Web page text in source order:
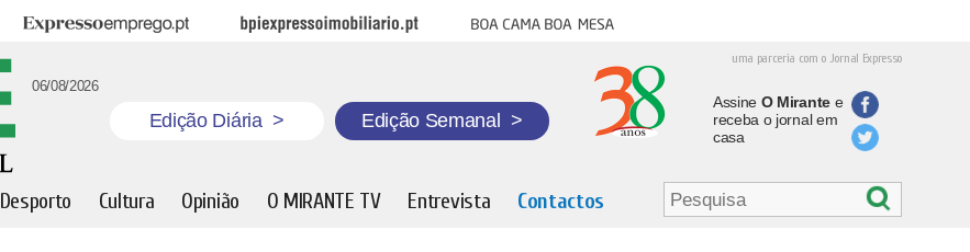
Expresso Emprego BPI Expresso Imobiliário Boa cama boa mesa
uma parceria com o Jornal Expresso
06/08/2026
Edição Diária > Edição Semanal >
Assine O Mirantee
receba o jornal em
casa
Desporto Cultura Opinião O MIRANTE TV Entrevista Contactos